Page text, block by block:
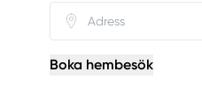
Boka hembesök